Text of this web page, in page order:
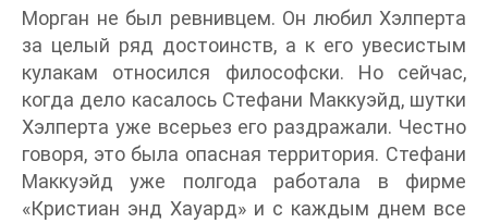
Морган не был ревнивцем. Он любил Хэлперта
за целый ряд достоинств, а к его увесистым
кулакам относился философски. Но сейчас,
когда дело касалось Стефани Маккуэйд, шутки
Хэлперта уже всерьез его раздражали. Честно
говоря, это была опасная территория. Стефани
Маккуэйд уже полгода работала в фирме
«Кристиан энд Хауард» и с каждым днем все